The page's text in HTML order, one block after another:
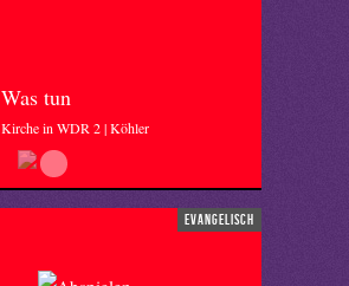
Was tun
Kirche in WDR 2 | Köhler
evangelisch